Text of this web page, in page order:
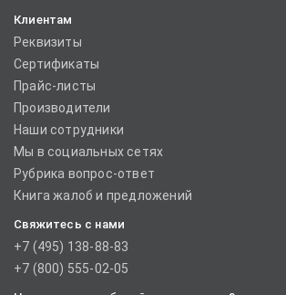
Клиентам
Реквизиты
Сертификаты
Прайс-листы
Производители
Наши сотрудники
Мы в социальных сетях
Рубрика вопрос-ответ
Книга жалоб и предложений
Свяжитесь с нами
+7 (495) 138-88-83
+7 (800) 555-02-05